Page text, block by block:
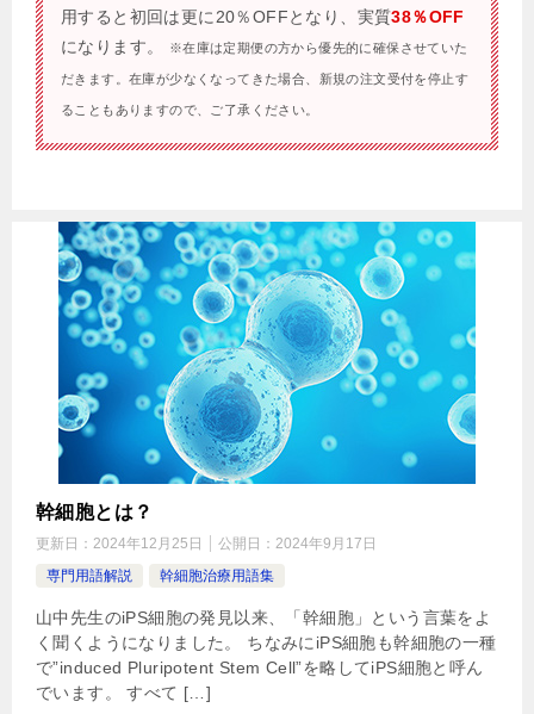
用すると初回は更に20％OFFとなり、実質38％OFF
になります。
※在庫は定期便の方から優先的に確保させていた
だきます。在庫が少なくなってきた場合、新規の注文受付を停止す
ることもありますので、ご了承ください。
幹細胞とは？
更新日： 2024年12月25日 公開日： 2024年9月17日
専門用語解説
幹細胞治療用語集
山中先生のiPS細胞の発見以来、「幹細胞」という言葉をよ
く聞くようになりました。 ちなみにiPS細胞も幹細胞の一種
で”induced Pluripotent Stem Cell”を略してiPS細胞と呼ん
でいます。 すべて […]